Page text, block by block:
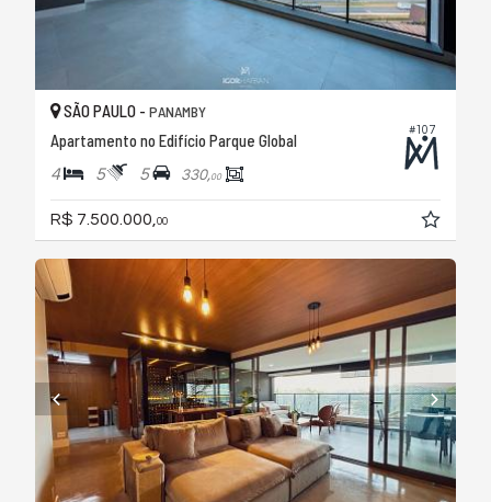
#107
SÃO PAULO - PANAMBY
Apartamento no Edifício Parque Global
4 5 5 330,00
R$ 7.500.000,00